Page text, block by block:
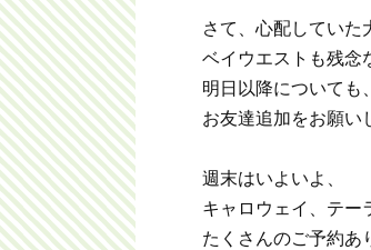
さて、心配してい
ベイウエストも残念
明日以降についても
お友達追加をお願い
週末はいよいよ、
キャロウェイ、テー
たくさんのご予約あ